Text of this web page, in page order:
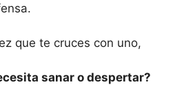
que te cruces con uno,
sanar o despertar?